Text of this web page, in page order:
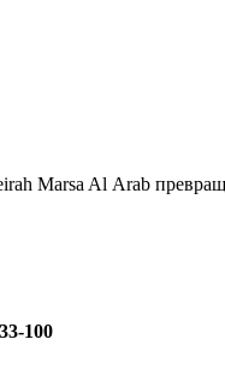
Marsa Al Arab
100